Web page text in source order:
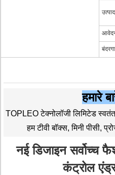
हमारे
TOPLEO टेक्नोलॉजी लिमिटेड
हम टीवी बॉक्स, मिनी पीसी,
नई डिजाइन सर्वोच्च
कंट्रोल